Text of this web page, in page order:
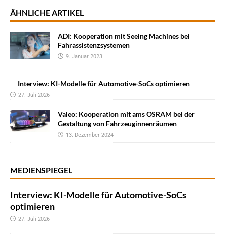
ÄHNLICHE ARTIKEL
ADI: Kooperation mit Seeing Machines bei
Fahrassistenzsystemen
9. Januar 2023
Interview: KI-Modelle für Automotive-SoCs optimieren
27. Juli 2026
Valeo: Kooperation mit ams OSRAM bei der
Gestaltung von Fahrzeuginnenräumen
13. Dezember 2024
MEDIENSPIEGEL
Interview: KI-Modelle für Automotive-SoCs
optimieren
27. Juli 2026